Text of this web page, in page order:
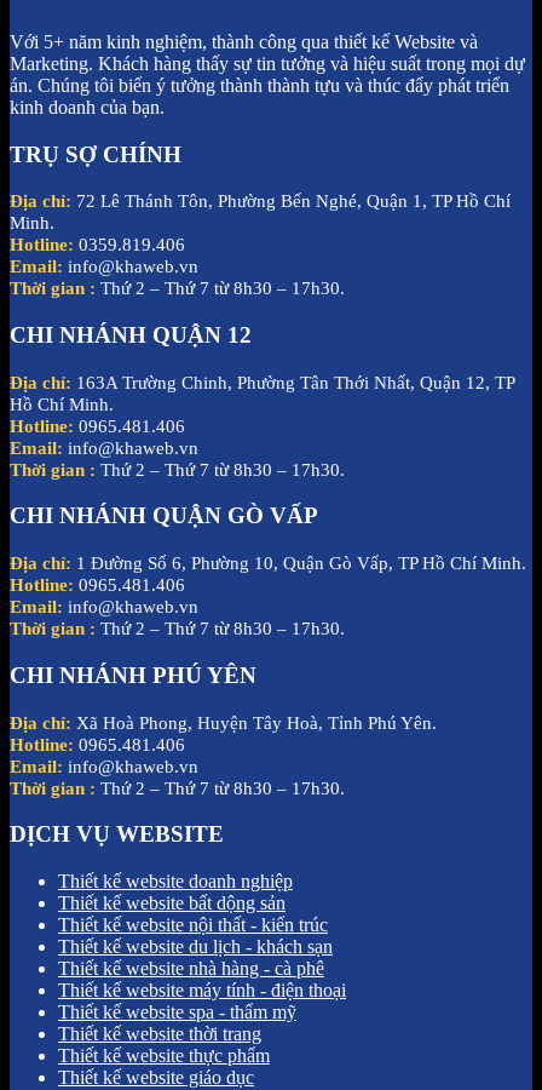
Với 5+ năm kinh nghiệm, thành công qua thiết kế Website và
Marketing. Khách hàng thấy sự tin tưởng và hiệu suất trong mọi dự
án. Chúng tôi biến ý tưởng thành thành tựu và thúc đẩy phát triển
kinh doanh của bạn.
TRỤ SỢ CHÍNH
Địa chỉ: 72 Lê Thánh Tôn, Phường Bến Nghé, Quận 1, TP Hồ Chí
Minh.
Hotline: 0359.819.406
Email: info@khaweb.vn
Thời gian : Thứ 2 – Thứ 7 từ 8h30 – 17h30.
CHI NHÁNH QUẬN 12
Địa chỉ: 163A Trường Chinh, Phường Tân Thới Nhất, Quận 12, TP
Hồ Chí Minh.
Hotline: 0965.481.406
Email: info@khaweb.vn
Thời gian : Thứ 2 – Thứ 7 từ 8h30 – 17h30.
CHI NHÁNH QUẬN GÒ VẤP
Địa chỉ: 1 Đường Số 6, Phường 10, Quận Gò Vấp, TP Hồ Chí Minh.
Hotline: 0965.481.406
Email: info@khaweb.vn
Thời gian : Thứ 2 – Thứ 7 từ 8h30 – 17h30.
CHI NHÁNH PHÚ YÊN
Địa chỉ: Xã Hoà Phong, Huyện Tây Hoà, Tỉnh Phú Yên.
Hotline: 0965.481.406
Email: info@khaweb.vn
Thời gian : Thứ 2 – Thứ 7 từ 8h30 – 17h30.
DỊCH VỤ WEBSITE
Thiết kế website doanh nghiệp
Thiết kế website bất dộng sản
Thiết kế website nội thất - kiến trúc
Thiết kế website du lịch - khách sạn
Thiết kế website nhà hàng - cà phê
Thiết kế website máy tính - điện thoại
Thiết kế website spa - thẩm mỹ
Thiết kế website thời trang
Thiết kế website thực phẩm
Thiết kế website giáo dục